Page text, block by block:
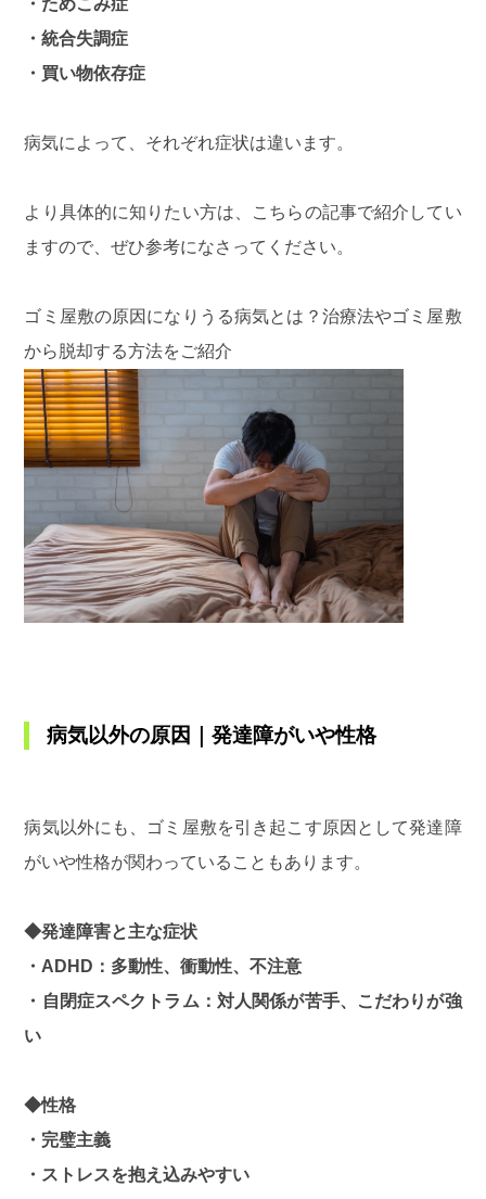
・ためこみ症
・統合失調症
・買い物依存症
病気によって、それぞれ症状は違います。
より具体的に知りたい方は、こちらの記事で紹介してい
ますので、ぜひ参考になさってください。
ゴミ屋敷の原因になりうる病気とは？治療法やゴミ屋敷
から脱却する方法をご紹介
病気以外の原因｜発達障がいや性格
病気以外にも、ゴミ屋敷を引き起こす原因として発達障
がいや性格が関わっていることもあります。
◆発達障害と主な症状
・ADHD：多動性、衝動性、不注意
・自閉症スペクトラム：対人関係が苦手、こだわりが強
い
◆性格
・完璧主義
・ストレスを抱え込みやすい